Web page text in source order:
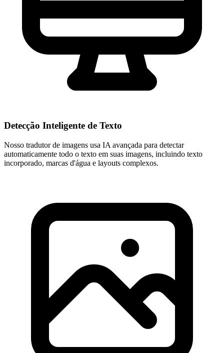
Detecção Inteligente de Texto
Nosso tradutor de imagens usa IA avançada para detectar
automaticamente todo o texto em suas imagens, incluindo texto
incorporado, marcas d'água e layouts complexos.